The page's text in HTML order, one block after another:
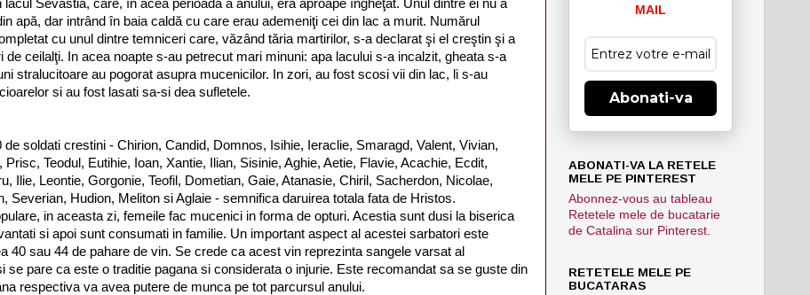
lacul Sevastia, care, în acea perioada a anului, era aproape îngheţat. Unul dintre ei nu a
apă, dar intrând în baia caldă cu care erau ademeniţi cei din lac a murit. Numărul
cu unul dintre temniceri care, văzând tăria martirilor, s-a declarat şi el creştin şi a
de ceilalţi. In acea noapte s-au petrecut mari minuni: apa lacului s-a incalzit, gheata s-a
stralucitoare au pogorat asupra mucenicilor. In zori, au fost scosi vii din lac, li s-au
si au fost lasati sa-si dea sufletele.
de soldati crestini - Chirion, Candid, Domnos, Isihie, Ieraclie, Smaragd, Valent, Vivian,
Prisc, Teodul, Eutihie, Ioan, Xantie, Ilian, Sisinie, Aghie, Aetie, Flavie, Acachie, Ecdit,
Ilie, Leontie, Gorgonie, Teofil, Dometian, Gaie, Atanasie, Chiril, Sacherdon, Nicolae,
Severian, Hudion, Meliton si Aglaie - semnifica daruirea totala fata de Hristos.
in aceasta zi, femeile fac mucenici in forma de opturi. Acestia sunt dusi la biserica
si apoi sunt consumati in familie. Un important aspect al acestei sarbatori este
40 sau 44 de pahare de vin. Se crede ca acest vin reprezinta sangele varsat al
se pare ca este o traditie pagana si considerata o injurie. Este recomandat sa se guste din
respectiva va avea putere de munca pe tot parcursul anului.
MAIL
Abonati-va
ABONATI-VA LA RETELE
MELE PE PINTEREST
Abonnez-vous au tableau
Retetele mele de bucatarie
de Catalina sur Pinterest.
RETETELE MELE PE
BUCATARAS